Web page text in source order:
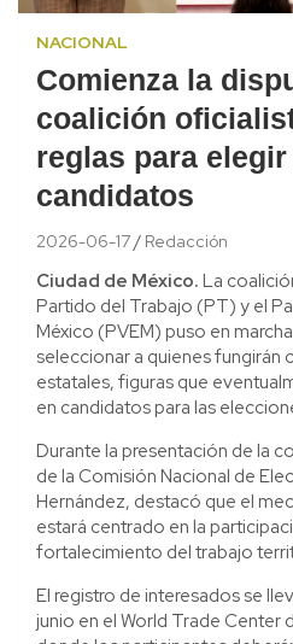
NACIONAL
Comienza la
coalición
reglas para
candidatos
2026-06-17 Redacción
Ciudad de México. La
Partido del Trabajo (PT) y el
México (PVEM) puso en
seleccionar a quienes
estatales, figuras que
en candidatos para las
Durante la presentación de la
de la Comisión Nacional de
Hernández, destacó que el
estará centrado en la
fortalecimiento del trabajo
El registro de interesados se
junio en el World Trade Center